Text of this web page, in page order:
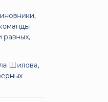
равных,
Шилова,